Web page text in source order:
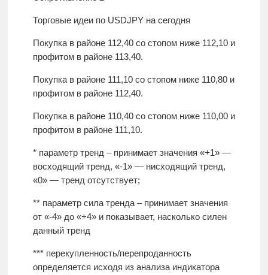
Торговые идеи по USDJPY на сегодня
Покупка в районе 112,40 со стопом ниже 112,10 и
профитом в районе 113,40.
Покупка в районе 111,10 со стопом ниже 110,80 и
профитом в районе 112,40.
Покупка в районе 110,40 со стопом ниже 110,00 и
профитом в районе 111,10.
* параметр тренд – принимает значения «+1» —
восходящий тренд, «-1» — нисходящий тренд,
«0» — тренд отсутствует;
** параметр сила тренда – принимает значения
от «-4» до «+4» и показывает, насколько силен
данный тренд
*** перекупленность/перепроданность
определяется исходя из анализа индикатора